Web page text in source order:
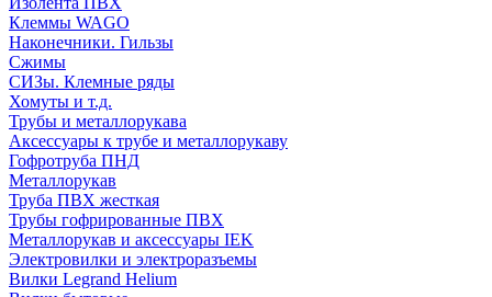
Клеммы WAGO
Наконечники. Гильзы
Сжимы
СИЗы. Клемные ряды
Хомуты и т.д.
Трубы и металлорукава
Аксессуары к трубе и металлорукаву
Гофротруба ПНД
Металлорукав
Труба ПВХ жесткая
Трубы гофрированные ПВХ
Металлорукав и аксессуары IEK
Электровилки и электроразъемы
Вилки Legrand Helium